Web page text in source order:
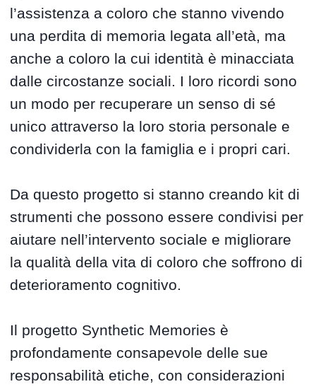
l’assistenza a coloro che stanno vivendo
una perdita di memoria legata all’età, ma
anche a coloro la cui identità è minacciata
dalle circostanze sociali. I loro ricordi sono
un modo per recuperare un senso di sé
unico attraverso la loro storia personale e
condividerla con la famiglia e i propri cari.
Da questo progetto si stanno creando kit di
strumenti che possono essere condivisi per
aiutare nell’intervento sociale e migliorare
la qualità della vita di coloro che soffrono di
deterioramento cognitivo.
Il progetto Synthetic Memories è
profondamente consapevole delle sue
responsabilità etiche, con considerazioni